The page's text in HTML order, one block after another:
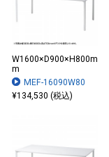
W1600×D900×H800m
m
MEF-16090W80
¥134,530 (税込)